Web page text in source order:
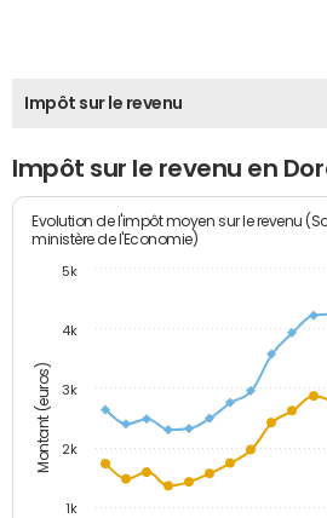
Impôt sur le revenu
Impôt sur le revenu en
Montant (euros)
Evolution de l'impôt moyen sur le revenu
ministère de l'Economie)
1k
2k
3k
4k
5k